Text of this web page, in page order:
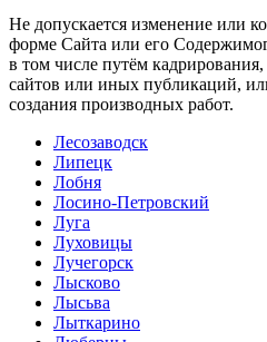
Не допускается изменение или
форме Сайта или его
в том числе путём
сайтов или иных публикаций,
создания производных работ.
Лесозаводск
Липецк
Лобня
Лосино-Петровский
Луга
Луховицы
Лучегорск
Лысково
Лысьва
Лыткарино